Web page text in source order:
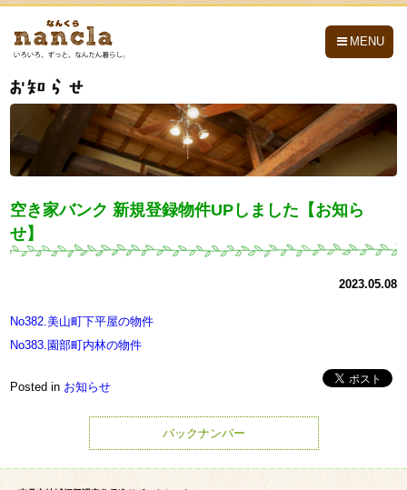
MENU
空き家バンク 新規登録物件UPしました【お知ら
せ】
2023.05.08
No382.美山町下平屋の物件
No383.園部町内林の物件
Posted in お知らせ
バックナンバー